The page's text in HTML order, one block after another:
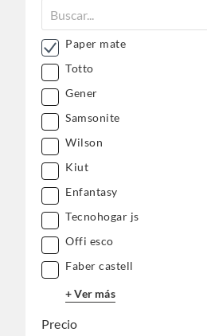
Paper mate
Totto
Gener
Samsonite
Wilson
Kiut
Enfantasy
Tecnohogar js
Offi esco
Faber castell
+ Ver más
Precio